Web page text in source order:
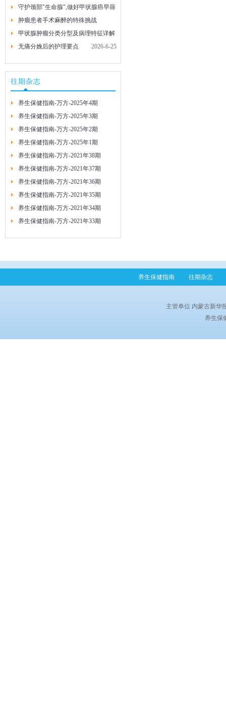
2026-7-29
学专家的实用建议
2026-7-29
守护颈部"生命腺",做好甲状腺癌早筛
早防
2026-7-29
肿瘤患者手术麻醉的特殊挑战
2026-7-29
甲状腺肿瘤分类分型及病理特征详解
2026-6-25
无痛分娩后的护理要点 2026-6-25
往期杂志
养生保健指南-万方-2025年4期
养生保健指南-万方-2025年3期
养生保健指南-万方-2025年2期
养生保健指南-万方-2025年1期
养生保健指南-万方-2021年38期
养生保健指南-万方-2021年37期
养生保健指南-万方-2021年36期
养生保健指南-万方-2021年35期
养生保健指南-万方-2021年34期
养生保健指南-万方-2021年33期
养生保健指南 往期杂志
主管单位 内蒙古新华
养生保